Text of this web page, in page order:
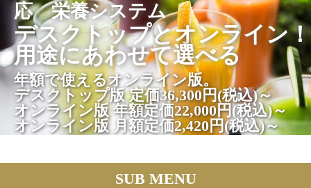
応 栄養システム
デスクトップとオンライン！
用途にあわせて選べる
年額で使えるオンライン版。
デスクトップ版 定価36,300円(税込)～
オンライン版 年額定価22,000円(税込)～
オンライン版 月額定価2,420円(税込)～
SUB MENU